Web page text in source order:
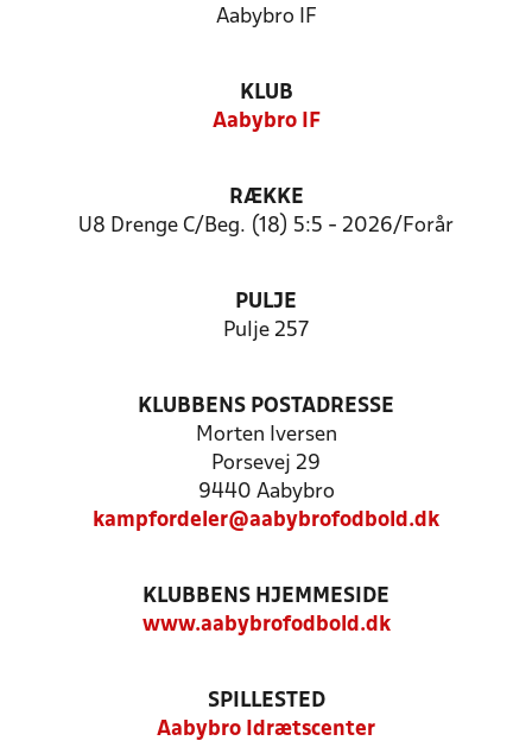
Aabybro IF
KLUB
Aabybro IF
RÆKKE
U8 Drenge C/Beg. (18) 5:5 - 2026/Forår
PULJE
Pulje 257
KLUBBENS POSTADRESSE
Morten Iversen
Porsevej 29
9440 Aabybro
kampfordeler@aabybrofodbold.dk
KLUBBENS HJEMMESIDE
www.aabybrofodbold.dk
SPILLESTED
Aabybro Idrætscenter